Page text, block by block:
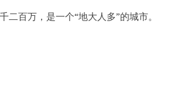
百万，是一个“地大人多”的城市。